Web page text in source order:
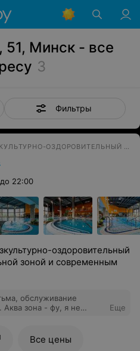
51, Минск - все
3
Фильтры
МНОГОФУНКЦИОНАЛЬНЫЙ ФИЗКУЛЬТУРНО-ОЗДОРОВИТЕЛЬНЫЙ КОМПЛЕКС
до 22:00
оздоровительный
зоной и современным
обслуживание
Аква зона - фу, я не
завышена за такое. В
намного лучше. Для
Вообщем кошмар.
Еще
Все цены